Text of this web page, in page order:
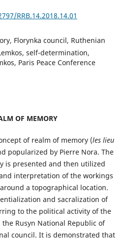
RRB.14.2018.14.01
Florynka council, Ruthenian
self-determination,
Paris Peace Conference
OF MEMORY
of realm of memory (les lieu
popularized by Pierre Nora. The
is presented and then utilized
interpretation of the workings
a topographical location.
and sacralization of
to the political activity of the
the Rusyn National Republic of
council. It is demonstrated that